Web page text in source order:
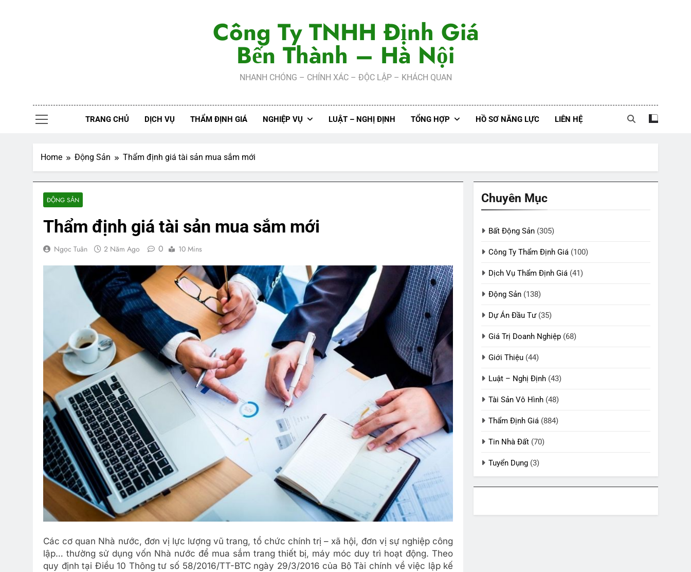
Công Ty TNHH Định Giá
Bến Thành – Hà Nội
NHANH CHÓNG – CHÍNH XÁC – ĐỘC LẬP – KHÁCH QUAN
TRANG CHỦ DỊCH VỤ THẨM ĐỊNH GIÁ NGHIỆP VỤ LUẬT – NGHỊ ĐỊNH TỔNG HỢP HỒ SƠ NĂNG LỰC LIÊN HỆ
Home Động Sản Thẩm định giá tài sản mua sắm mới
ĐỘNG SẢN
Thẩm định giá tài sản mua sắm mới
Ngọc Tuân 2 Năm Ago 0 10 Mins
Các cơ quan Nhà nước, đơn vị lực lượng vũ trang, tổ chức chính trị – xã hội, đơn vị sự nghiệp công
lập… thường sử dụng vốn Nhà nước để mua sắm trang thiết bị, máy móc duy trì hoạt động. Theo
quy định tại Điều 10 Thông tư số 58/2016/TT-BTC ngày 29/3/2016 của Bộ Tài chính về việc lập kế
Chuyên Mục
Bất Động Sản (305)
Công Ty Thẩm Định Giá (100)
Dịch Vụ Thẩm Định Giá (41)
Động Sản (138)
Dự Án Đầu Tư(35)
Giá Trị Doanh Nghiệp (68)
Giới Thiệu (44)
Luật – Nghị Định (43)
Tài Sản Vô Hình (48)
Thẩm Định Giá (884)
Tin Nhà Đất (70)
Tuyển Dụng (3)